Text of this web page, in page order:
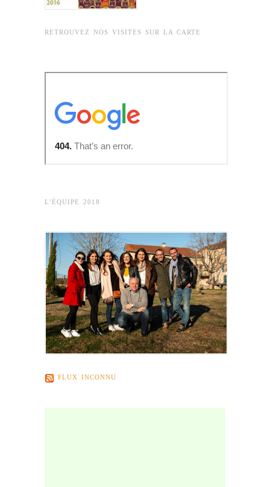
RETROUVEZ NOS VISITES SUR LA CARTE
L’ÉQUIPE 2018
FLUX INCONNU